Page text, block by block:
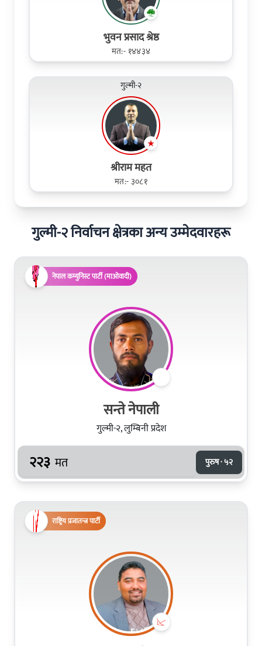
भुवन प्रसाद श्रेष्ठ
मत:- १४४३४
गुल्मी-२
श्रीराम महत
मत:- ३०८१
गुल्मी-२ निर्वाचन क्षेत्रका अन्य उम्मेदवारहरू
नेपाल कम्युनिस्ट पार्टी (माओवादी)
सन्ते नेपाली
गुल्मी-२, लुम्बिनी प्रदेश
२२३ मत पुरुष · ५२
राष्ट्रिय प्रजातन्त्र पार्टी